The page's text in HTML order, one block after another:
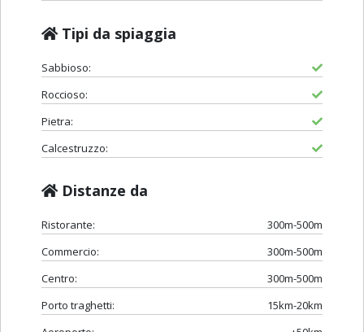
Tipi da spiaggia
Sabbioso:
Roccioso:
Pietra:
Calcestruzzo:
Distanze da
Ristorante:
300m-500m
Commercio:
300m-500m
Centro:
300m-500m
Porto traghetti:
15km-20km